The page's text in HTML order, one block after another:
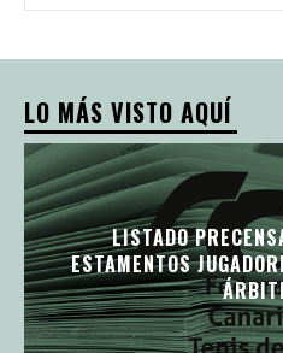
LO MÁS VISTO AQUÍ
LISTADO
ESTAMENTOS